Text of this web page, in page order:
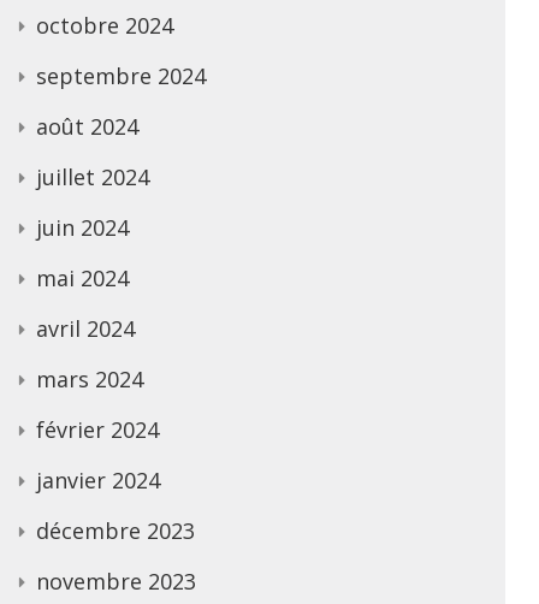
octobre 2024
septembre 2024
août 2024
juillet 2024
juin 2024
mai 2024
avril 2024
mars 2024
février 2024
janvier 2024
décembre 2023
novembre 2023